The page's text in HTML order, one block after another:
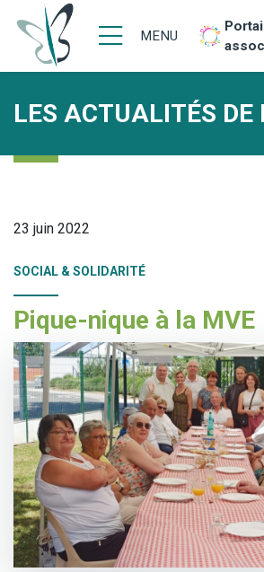
MENU
LES ACTUALITÉS DE
23 juin 2022
SOCIAL & SOLIDARITÉ
Pique-nique à la MVE